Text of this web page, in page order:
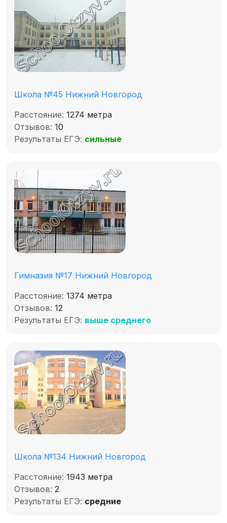
Школа №45 Нижний Новгород
Расстояние: 1274 метра
Отзывов: 10
Результаты ЕГЭ: сильные
Гимназия №17 Нижний Новгород
Расстояние: 1374 метра
Отзывов: 12
Результаты ЕГЭ: выше среднего
Школа №134 Нижний Новгород
Расстояние: 1943 метра
Отзывов: 2
Результаты ЕГЭ: средние